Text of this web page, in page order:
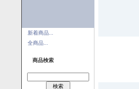
新着商品...
全商品...
商品検索